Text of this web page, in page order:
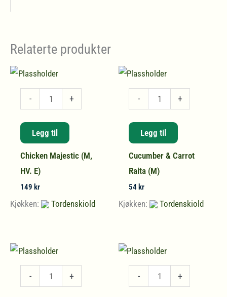
Relaterte produkter
-
Majestic
(M,
HV.
E)
antall
+
Legg til
Chicken Majestic (M,
HV. E)
149 kr
Kjøkken: Tordenskiold
-
Cucumber
&
Carrot
Raita
(M)
antall
+
Legg til
Cucumber & Carrot
Raita (M)
54 kr
Kjøkken: Tordenskiold
-
med
+ -
Paneer
+